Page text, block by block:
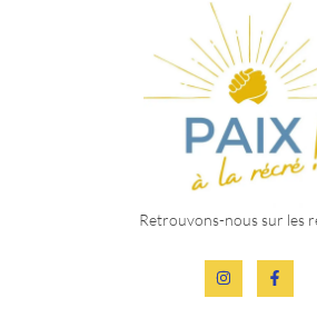
Retrouvons-nous sur les